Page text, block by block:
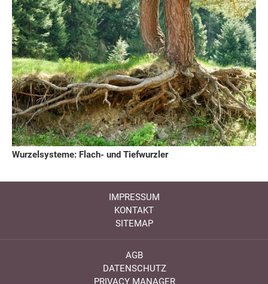
Wurzelsysteme: Flach- und Tiefwurzler
IMPRESSUM
KONTAKT
SITEMAP
AGB
DATENSCHUTZ
PRIVACY MANAGER